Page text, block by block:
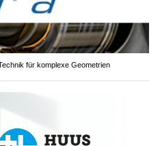
für komplexe Geometrien